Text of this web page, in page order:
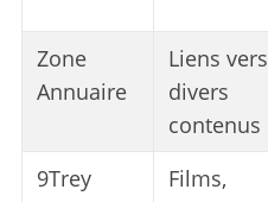
Zone
Annuaire
Liens vers
divers
contenus
9Trey
Films,